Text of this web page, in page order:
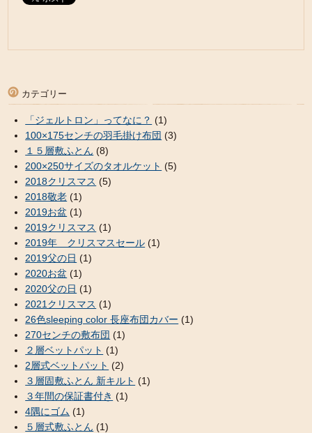
カテゴリー
「ジェルトロン」ってなに？ (1)
100×175センチの羽毛掛け布団 (3)
１５層敷ふとん (8)
200×250サイズのタオルケット (5)
2018クリスマス (5)
2018敬老 (1)
2019お盆 (1)
2019クリスマス (1)
2019年 クリスマスセール (1)
2019父の日 (1)
2020お盆 (1)
2020父の日 (1)
2021クリスマス (1)
26色sleeping color 長座布団カバー (1)
270センチの敷布団 (1)
２層ベットパット (1)
2層式ベットパット (2)
３層固敷ふとん 新キルト (1)
３年間の保証書付き (1)
4隅にゴム (1)
５層式敷ふとん (1)